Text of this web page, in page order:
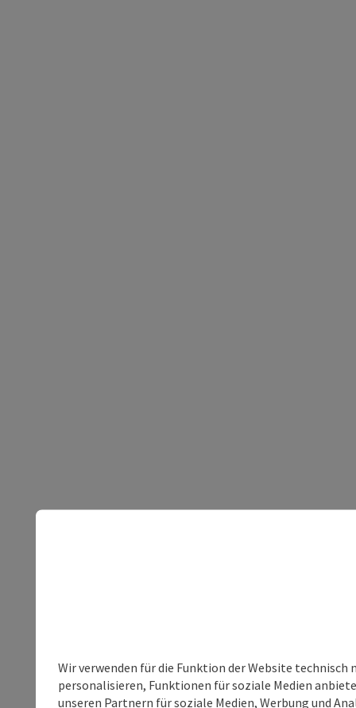
Wir verwenden für die Funktion der Website
personalisieren, Funktionen für soziale Medien
unseren Partnern für soziale Medien, Werbung und